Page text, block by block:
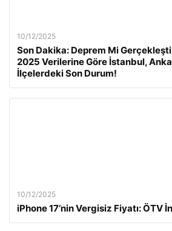
10/12/2025
Son Dakika: Deprem Mi
2025 Verilerine Göre İstanbul,
İlçelerdeki Son Durum!
10/12/2025
iPhone 17’nin Vergisiz Fiyatı: ÖTV